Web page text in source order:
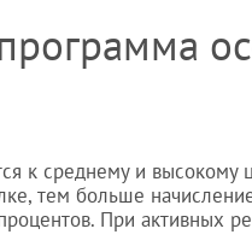
к среднему и высокому
тем больше
При активных